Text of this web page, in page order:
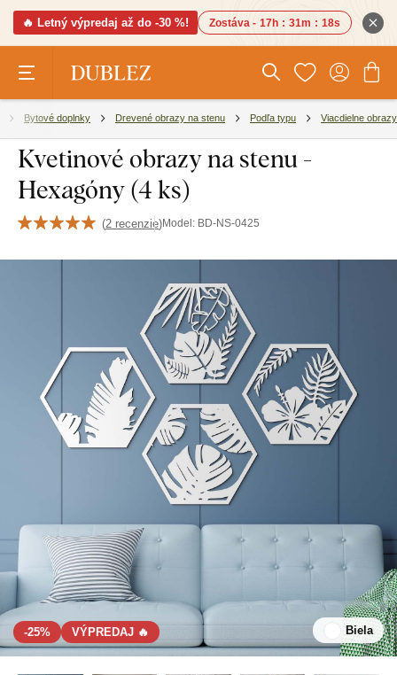
🔥 Letný výpredaj až do -30 %! Zostáva - 17h : 31m : 17s
Bytové doplnky Drevené obrazy na stenu Podľa typu Viacdielne obrazy
Kvetinové obrazy na stenu -
Hexagóny (4 ks)
(2 recenzie)Model: BD-NS-0425
-25% VÝPREDAJ 🔥 Biela